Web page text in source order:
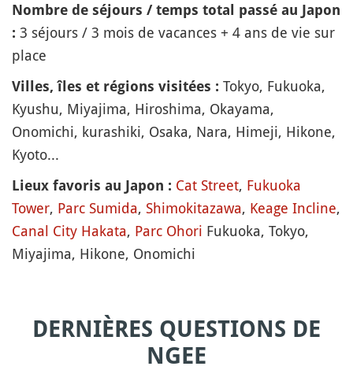
Nombre de séjours / temps total passé au Japon
: 3 séjours / 3 mois de vacances + 4 ans de vie sur
place
Villes, îles et régions visitées : Tokyo, Fukuoka,
Kyushu, Miyajima, Hiroshima, Okayama,
Onomichi, kurashiki, Osaka, Nara, Himeji, Hikone,
Kyoto...
Lieux favoris au Japon : Cat Street, Fukuoka
Tower, Parc Sumida, Shimokitazawa, Keage Incline,
Canal City Hakata, Parc Ohori Fukuoka, Tokyo,
Miyajima, Hikone, Onomichi
DERNIÈRES QUESTIONS DE
NGEE